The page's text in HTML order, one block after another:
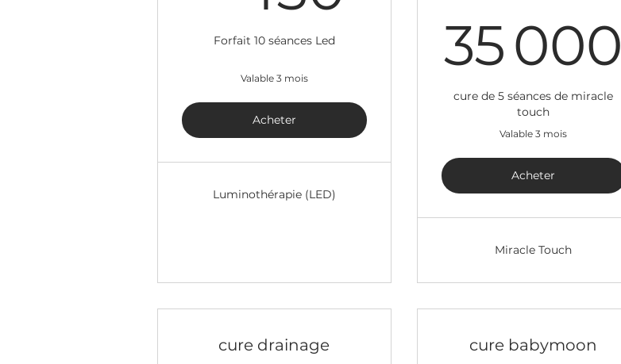
Forfait 10 séances Led
Valable 3 mois
Acheter
Luminothérapie (LED)
35 000
cure de 5 séances de miracle
touch
Valable 3 mois
Acheter
Miracle Touch
cure drainage cure babymoon